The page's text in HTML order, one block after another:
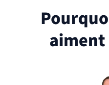
aiment